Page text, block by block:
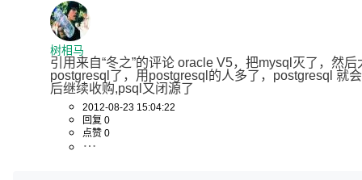
树相马
引用来自“冬之”的评论 oracle V5，把mysql灭了，然后
postgresql了，用postgresql的人多了，postgresql 就
后继续收购,psql又闭源了
2012-08-23 15:04:22
回复 0
点赞 0